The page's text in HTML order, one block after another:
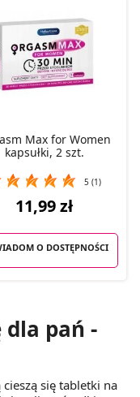
Max for Women
kapsułki, 2 szt.
5 (1)
11,99 zł
O DOSTĘPNOŚCI
pań -
się tabletki na